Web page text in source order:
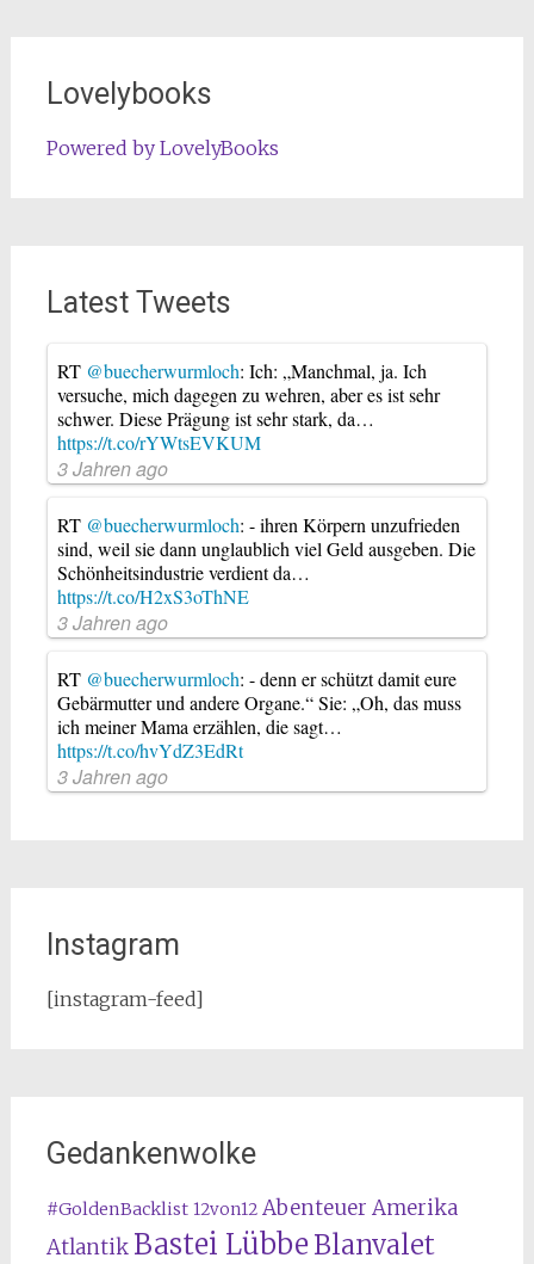
Lovelybooks
Powered by LovelyBooks
Latest Tweets
RT @buecherwurmloch: Ich: „Manchmal, ja. Ich
versuche, mich dagegen zu wehren, aber es ist sehr
schwer. Diese Prägung ist sehr stark, da…
https://t.co/rYWtsEVKUM
3 Jahren ago
RT @buecherwurmloch: - ihren Körpern unzufrieden
sind, weil sie dann unglaublich viel Geld ausgeben. Die
Schönheitsindustrie verdient da…
https://t.co/H2xS3oThNE
3 Jahren ago
RT @buecherwurmloch: - denn er schützt damit eure
Gebärmutter und andere Organe.“ Sie: „Oh, das muss
ich meiner Mama erzählen, die sagt…
https://t.co/hvYdZ3EdRt
3 Jahren ago
Instagram
[instagram-feed]
Gedankenwolke
#GoldenBacklist 12von12 Abenteuer Amerika
Atlantik Bastei LübbeBlanvalet